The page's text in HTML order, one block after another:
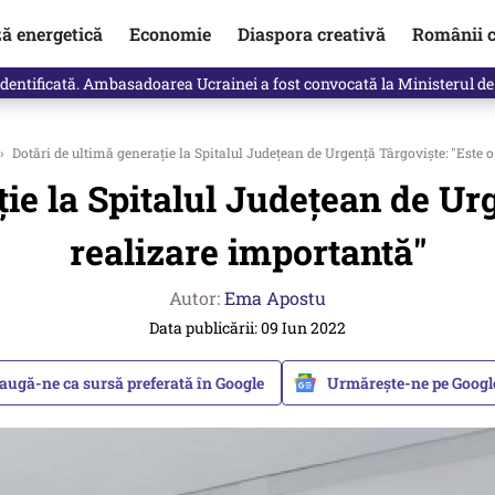
energetică Economie Diaspora creativă Românii
Ambasadoarea Ucrainei a fost convocată la Ministerul
› Dotări de ultimă generație la Spitalul Județean de Urgență Târgoviște: "Este
la Spitalul Județean de
realizare importantă"
Autor:Ema Apostu
Data publicării: 09 Iun 2022
ne ca sursă preferată în Google Urmărește-ne pe